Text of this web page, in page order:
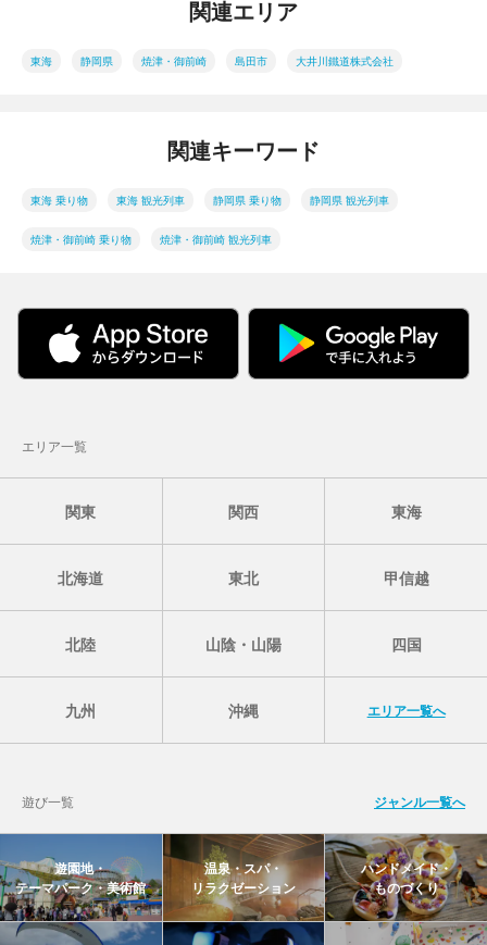
関連エリア
東海 静岡県 焼津・御前崎 島田市 大井川鐵道株式会社
関連キーワード
東海 乗り物 東海 観光列車 静岡県 乗り物 静岡県 観光列車
焼津・御前崎 乗り物 焼津・御前崎 観光列車
エリア一覧
関東 関西 東海
北海道 東北 甲信越
北陸 山陰・山陽 四国
九州 沖縄 エリア一覧へ
遊び一覧 ジャンル一覧へ
遊園地・
テーマパーク・美術館
温泉・スパ・
リラクゼーション
ハンドメイド・
ものづくり